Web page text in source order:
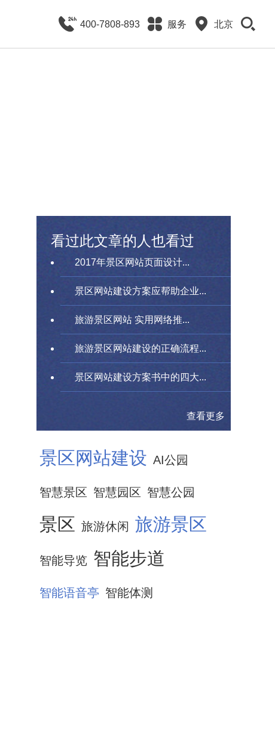
400-7808-893 服务 北京
看过此文章的人也看过
2017年景区网站页面设计...
景区网站建设方案应帮助企业...
旅游景区网站 实用网络推...
旅游景区网站建设的正确流程...
景区网站建设方案书中的四大...
查看更多
景区网站建设 AI公园
智慧景区 智慧园区 智慧公园
景区 旅游休闲 旅游景区
智能导览 智能步道
智能语音亭 智能体测